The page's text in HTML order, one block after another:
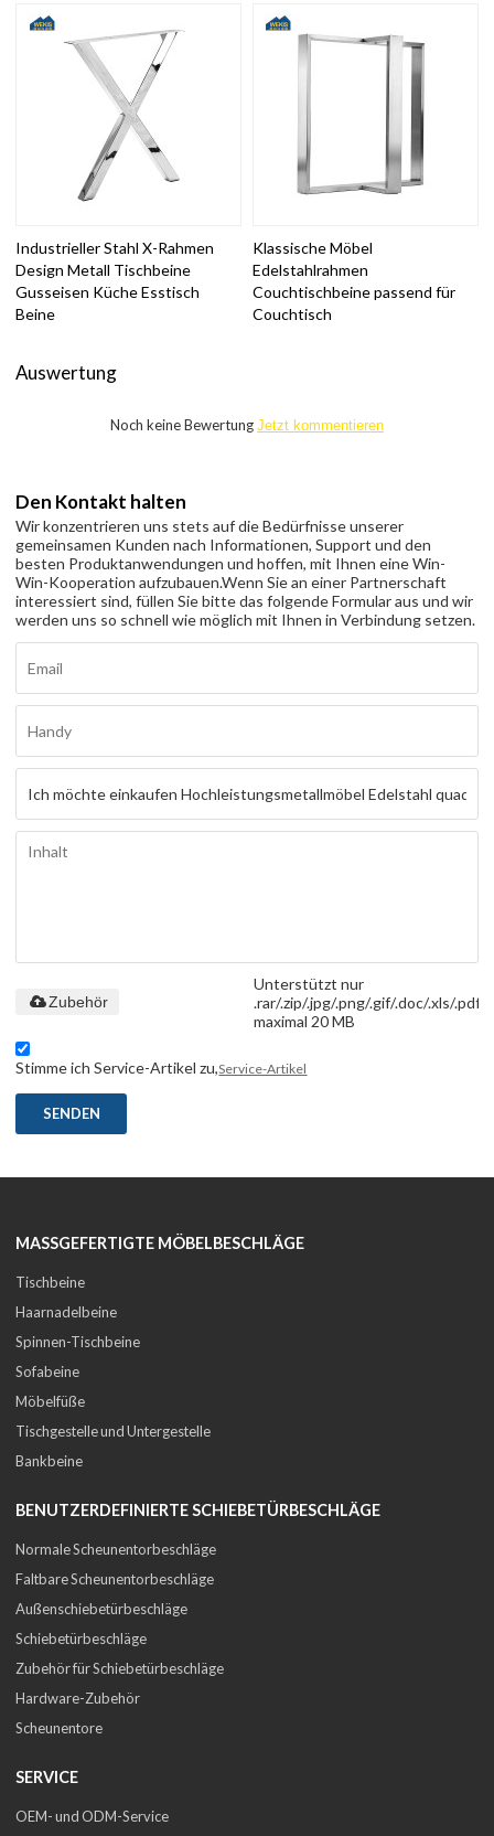
Industrieller Stahl X-Rahmen
Design Metall Tischbeine
Gusseisen Küche Esstisch
Beine
Klassische Möbel
Edelstahlrahmen
Couchtischbeine passend für
Couchtisch
Auswertung
Noch keine Bewertung Jetzt kommentieren
Den Kontakt halten
Wir konzentrieren uns stets auf die Bedürfnisse unserer
gemeinsamen Kunden nach Informationen, Support und den
besten Produktanwendungen und hoffen, mit Ihnen eine Win-
Win-Kooperation aufzubauen.Wenn Sie an einer Partnerschaft
interessiert sind, füllen Sie bitte das folgende Formular aus und wir
werden uns so schnell wie möglich mit Ihnen in Verbindung setzen.
Unterstützt nur
.rar/.zip/.jpg/.png/.gif/.doc/.xls/.pdf,
maximal 20 MB
Zubehör
Stimme ich Service-Artikel zu,Service-Artikel
SENDEN
MASSGEFERTIGTE MÖBELBESCHLÄGE
Tischbeine
Haarnadelbeine
Spinnen-Tischbeine
Sofabeine
Möbelfüße
Tischgestelle und Untergestelle
Bankbeine
BENUTZERDEFINIERTE SCHIEBETÜRBESCHLÄGE
Normale Scheunentorbeschläge
Faltbare Scheunentorbeschläge
Außenschiebetürbeschläge
Schiebetürbeschläge
Zubehör für Schiebetürbeschläge
Hardware-Zubehör
Scheunentore
SERVICE
OEM- und ODM-Service